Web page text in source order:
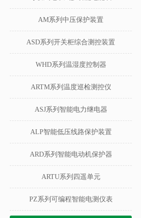
AM系列中压保护装置
ASD系列开关柜综合测控装置
WHD系列温湿度控制器
ARTM系列温度巡检测控仪
ASJ系列智能电力继电器
ALP智能低压线路保护装置
ARD系列智能电动机保护器
ARTU系列四遥单元
PZ系列可编程智能电测仪表